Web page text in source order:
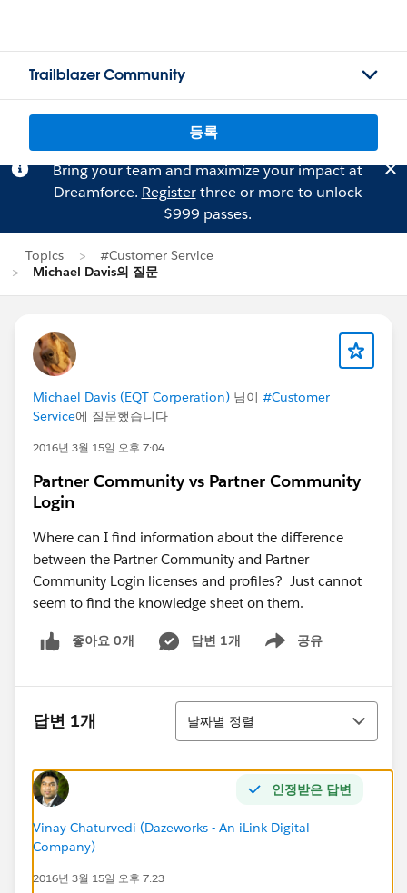
Trailblazer Community
등록
Bring your team and maximize your impact at
Dreamforce. Registerthree or more to unlock
$999 passes.
Topics
#Customer Service
Michael Davis의 질문
Michael Davis (EQT Corperation) 님이 #Customer
Service에 질문했습니다
2016년 3월 15일 오후 7:04
Partner Community vs Partner Community
Login
Where can I find information about the difference
between the Partner Community and Partner
Community Login licenses and profiles? Just cannot
seem to find the knowledge sheet on them.
좋아요 0개 답변 1개 공유
Show menu
답변 1개
정렬
날짜별 정렬
인정받은 답변
Vinay Chaturvedi (Dazeworks - An iLink Digital
Company)
2016년 3월 15일 오후 7:23